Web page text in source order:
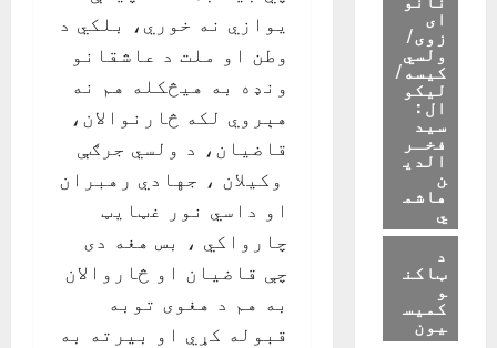
يوازي نه خوري، بلکي د
وطن او ملت د عاشقانو
ونډه به هيڅکله هم نه
هېروي لکه څارنوالان،
قاضيان، د ولسي جرګې
وکيلان ، جهادي رهبران
او داسي نور غټايټ
چارواکي ، بس هغه دی
چې قاضیان او څاروالان
به هم د هغوی توبه
قبوله کړي او بيرته به
ای
زوی/
ولسي
کیسه/
لیکو
ال :
سید
فخـر
الدی
ن
هاشم
ي
د
ټاکن
و
کمیس
یون